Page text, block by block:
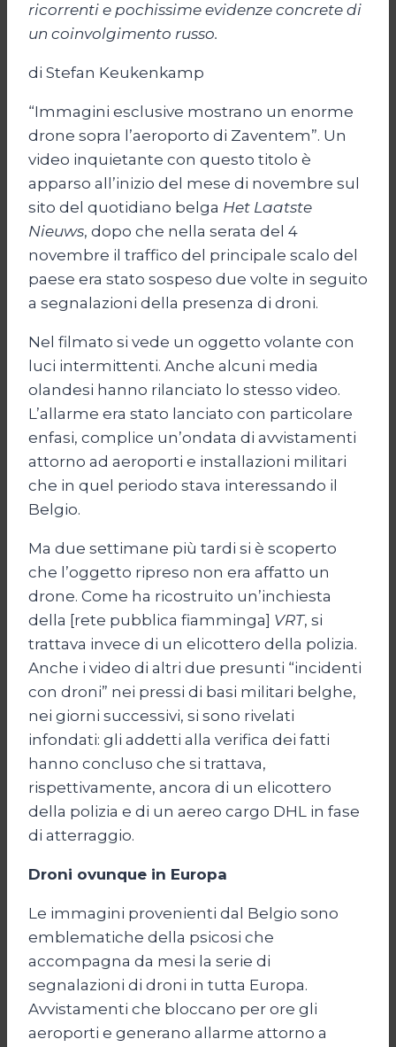
ricorrenti e pochissime evidenze concrete di
un coinvolgimento russo.
di Stefan Keukenkamp
“Immagini esclusive mostrano un enorme
drone sopra l’aeroporto di Zaventem”. Un
video inquietante con questo titolo è
apparso all’inizio del mese di novembre sul
sito del quotidiano belga Het Laatste
Nieuws, dopo che nella serata del 4
novembre il traffico del principale scalo del
paese era stato sospeso due volte in seguito
a segnalazioni della presenza di droni.
Nel filmato si vede un oggetto volante con
luci intermittenti. Anche alcuni media
olandesi hanno rilanciato lo stesso video.
L’allarme era stato lanciato con particolare
enfasi, complice un’ondata di avvistamenti
attorno ad aeroporti e installazioni militari
che in quel periodo stava interessando il
Belgio.
Ma due settimane più tardi si è scoperto
che l’oggetto ripreso non era affatto un
drone. Come ha ricostruito un’inchiesta
della [rete pubblica fiamminga] VRT, si
trattava invece di un elicottero della polizia.
Anche i video di altri due presunti “incidenti
con droni” nei pressi di basi militari belghe,
nei giorni successivi, si sono rivelati
infondati: gli addetti alla verifica dei fatti
hanno concluso che si trattava,
rispettivamente, ancora di un elicottero
della polizia e di un aereo cargo DHL in fase
di atterraggio.
Droni ovunque in Europa
Le immagini provenienti dal Belgio sono
emblematiche della psicosi che
accompagna da mesi la serie di
segnalazioni di droni in tutta Europa.
Avvistamenti che bloccano per ore gli
aeroporti e generano allarme attorno a